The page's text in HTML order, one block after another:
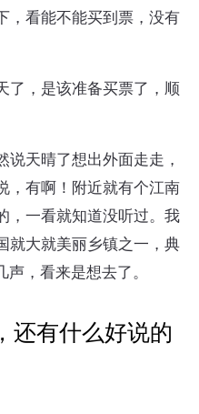
，看能不能买到票，没有
了，是该准备买票了，顺
天晴了想出外面走走，
，有啊！附近就有个江南
，一看就知道没听过。我
就大就美丽乡镇之一，典
，看来是想去了。
还有什么好说的